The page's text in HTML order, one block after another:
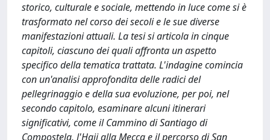
storico, culturale e sociale, mettendo in luce come si è
trasformato nel corso dei secoli e le sue diverse
manifestazioni attuali. La tesi si articola in cinque
capitoli, ciascuno dei quali affronta un aspetto
specifico della tematica trattata. L'indagine comincia
con un'analisi approfondita delle radici del
pellegrinaggio e della sua evoluzione, per poi, nel
secondo capitolo, esaminare alcuni itinerari
significativi, come il Cammino di Santiago di
Compostela, l'Hajj alla Mecca e il percorso di San